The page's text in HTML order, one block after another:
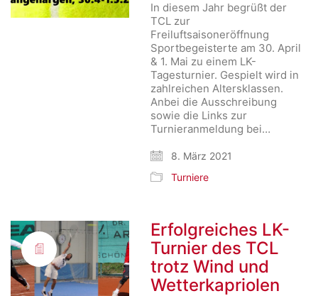
In diesem Jahr begrüßt der
TCL zur
Freiluftsaisoneröffnung
Sportbegeisterte am 30. April
& 1. Mai zu einem LK-
Tagesturnier. Gespielt wird in
zahlreichen Altersklassen.
Anbei die Ausschreibung
sowie die Links zur
Turnieranmeldung bei…
8. März 2021
Turniere
Erfolgreiches LK-
Turnier des TCL
trotz Wind und
Wetterkapriolen